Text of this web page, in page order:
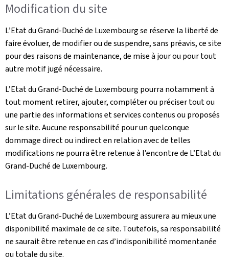
Modification du site
L’Etat du Grand-Duché de Luxembourg se réserve la liberté de
faire évoluer, de modifier ou de suspendre, sans préavis, ce site
pour des raisons de maintenance, de mise à jour ou pour tout
autre motif jugé nécessaire.
L’Etat du Grand-Duché de Luxembourg pourra notamment à
tout moment retirer, ajouter, compléter ou préciser tout ou
une partie des informations et services contenus ou proposés
sur le site. Aucune responsabilité pour un quelconque
dommage direct ou indirect en relation avec de telles
modifications ne pourra être retenue à l’encontre de L’Etat du
Grand-Duché de Luxembourg.
Limitations générales de responsabilité
L’Etat du Grand-Duché de Luxembourg assurera au mieux une
disponibilité maximale de ce site. Toutefois, sa responsabilité
ne saurait être retenue en cas d’indisponibilité momentanée
ou totale du site.